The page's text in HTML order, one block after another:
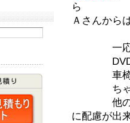
ら
Ａさんから
一応断
DVDの中
車椅子ユ
ちゃん
他のエス
に配慮が出